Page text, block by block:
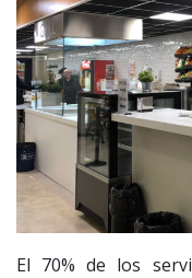
El 70% de los